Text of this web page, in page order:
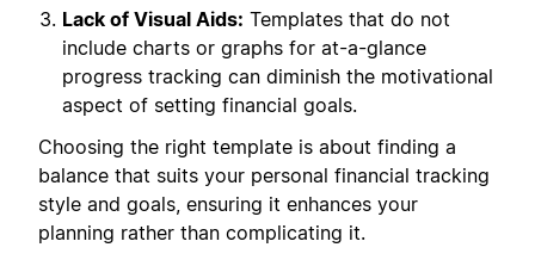
Lack of Visual Aids: Templates that do not
include charts or graphs for at-a-glance
progress tracking can diminish the motivational
aspect of setting financial goals.
Choosing the right template is about finding a
balance that suits your personal financial tracking
style and goals, ensuring it enhances your
planning rather than complicating it.